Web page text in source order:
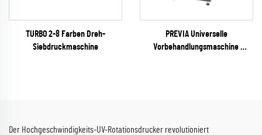
TURBO 2-8 Farben Dreh-
Siebdruckmaschine
PREVIA Universelle
Vorbehandlungsmaschine
Der Hochgeschwindigkeits-UV-Rotationsdrucker revolutioniert